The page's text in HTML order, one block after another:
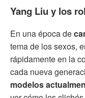
Yang Liu y los
En una época de
tema de los sexos,
rápidamente en la
cada nueva
modelos